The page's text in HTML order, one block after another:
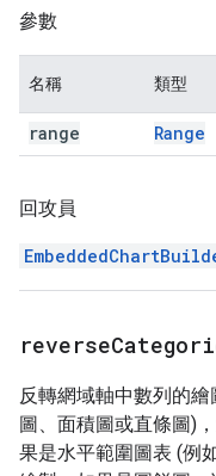
參數
名稱 類型
range Range
回攻員
reverse
反轉網域軸中數列的
圖、面積圖或直條圖)
果是水平範圍圖表 (例